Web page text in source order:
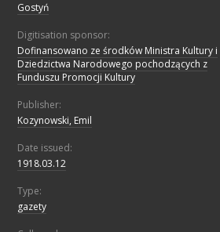
Gostyń
Digitisation sponsor:
Dofinansowano ze środków Ministra Kultury i
Dziedzictwa Narodowego pochodzących z
Funduszu Promocji Kultury
Publisher:
Kozynowski, Emil
Date issued:
1918.03.12
Type:
gazety